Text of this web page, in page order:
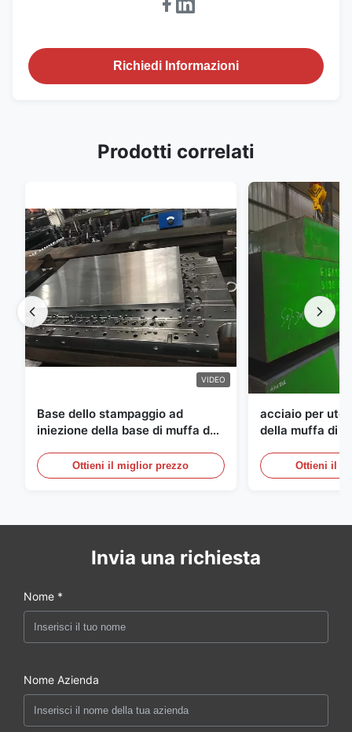
Richiedi Informazioni
Prodotti correlati
VIDEO
Base dello stampaggio ad
iniezione della base di muffa del
DOMESTICO di S136 P20
Ottieni il miglior prezzo
acciaio per
della muffa di
Ottieni il
Invia una richiesta
Nome *
Nome Azienda